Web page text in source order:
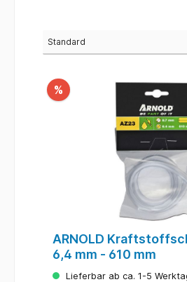
%
ARNOLD
6,4 mm - 610 mm
Lieferbar ab ca. 1-5